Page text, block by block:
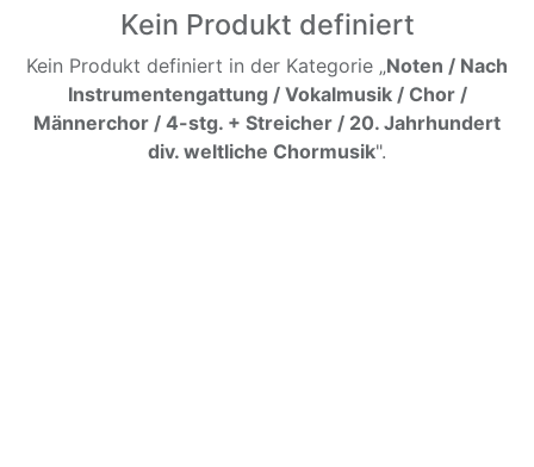
Kein Produkt definiert
Kein Produkt definiert in der Kategorie „Noten / Nach
Instrumentengattung / Vokalmusik / Chor /
Männerchor / 4-stg. + Streicher / 20. Jahrhundert
div. weltliche Chormusik".